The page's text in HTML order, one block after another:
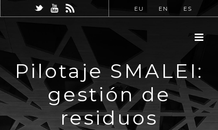
EU EN ES
Pilotaje SMALEI:
gestión de
residuos